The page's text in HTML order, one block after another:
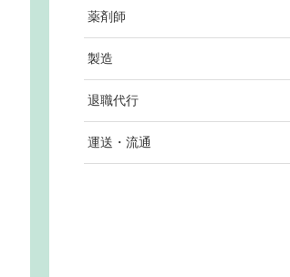
薬剤師
製造
退職代行
運送・流通